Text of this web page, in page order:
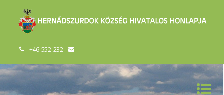
+46-552-232